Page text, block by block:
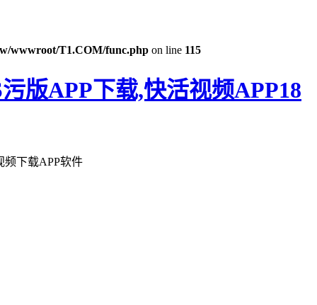
wwwroot/T1.COM/func.php on line 115
版APP下载,快活视频APP18
频下载APP软件